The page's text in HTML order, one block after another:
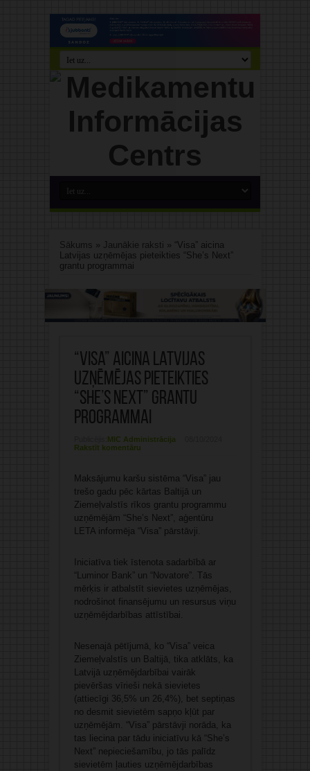
Sākums » Jaunākie raksti » “Visa” aicina
Latvijas uzņēmējas pieteikties “She’s Next”
grantu programmai
“Visa” aicina Latvijas
uzņēmējas pieteikties
“She’s Next” grantu
programmai
MIC Administrācija
Rakstīt komentāru
Maksājumu karšu sistēma “Visa” jau
trešo gadu pēc kārtas Baltijā un
Ziemeļvalstīs rīkos grantu programmu
uzņēmējām “She’s Next”, aģentūru
LETA informēja “Visa” pārstāvji.
Iniciatīva tiek īstenota sadarbībā ar
“Luminor Bank” un “Novatore”. Tās
mērķis ir atbalstīt sievietes uzņēmējas,
nodrošinot finansējumu un resursus viņu
uzņēmējdarbības attīstībai.
Nesenajā pētījumā, ko “Visa” veica
Ziemeļvalstīs un Baltijā, tika atklāts, ka
Latvijā uzņēmējdarbībai vairāk
pievēršas vīrieši nekā sievietes
(attiecīgi 36,5% un 26,4%), bet septiņas
no desmit sievietēm sapņo kļūt par
uzņēmējām. “Visa” pārstāvji norāda, ka
tas liecina par tādu iniciatīvu kā “She’s
Next” nepieciešamību, jo tās palīdz
sievietēm ļauties uzņēmējdarbības